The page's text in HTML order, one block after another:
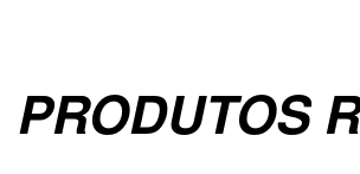
PRODUTOS